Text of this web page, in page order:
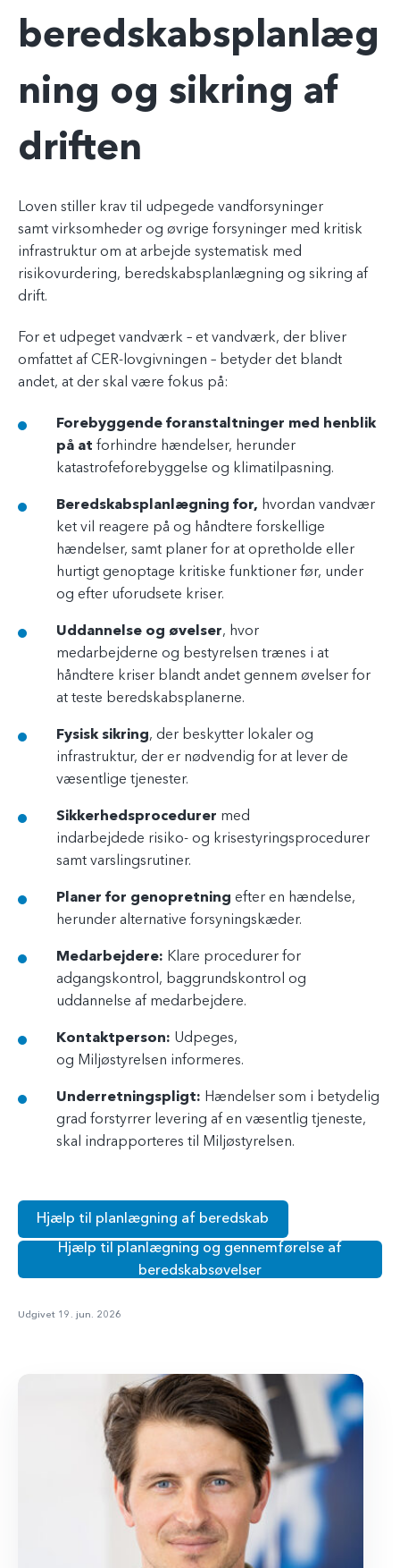
beredskabsplanlæg
ning og sikring af
driften
Loven stiller krav til udpegede vandforsyninger
samt virksomheder og øvrige forsyninger med kritisk
infrastruktur om at arbejde systematisk med
risikovurdering, beredskabsplanlægning og sikring af
drift.
For et udpeget vandværk – et vandværk, der bliver
omfattet af CER-lovgivningen – betyder det blandt
andet, at der skal være fokus på:
Forebyggende foranstaltninger med henblik
på at forhindre hændelser, herunder
katastrofeforebyggelse og klimatilpasning.
Beredskabsplanlægning for, hvordan vandvær
ket vil reagere på og håndtere forskellige
hændelser, samt planer for at opretholde eller
hurtigt genoptage kritiske funktioner før, under
og efter uforudsete kriser.
Uddannelse og øvelser, hvor
medarbejderne og bestyrelsen trænes i at
håndtere kriser blandt andet gennem øvelser for
at teste beredskabsplanerne.
Fysisk sikring, der beskytter lokaler og
infrastruktur, der er nødvendig for at lever de
væsentlige tjenester.
Sikkerhedsprocedurer med
indarbejdede risiko- og krisestyringsprocedurer
samt varslingsrutiner.
Planer for genopretning efter en hændelse,
herunder alternative forsyningskæder.
Medarbejdere: Klare procedurer for
adgangskontrol, baggrundskontrol og
uddannelse af medarbejdere.
Kontaktperson: Udpeges,
og Miljøstyrelsen informeres.
Underretningspligt: Hændelser som i betydelig
grad forstyrrer levering af en væsentlig tjeneste,
skal indrapporteres til Miljøstyrelsen.
Hjælp til planlægning af beredskab
Hjælp til planlægning og gennemførelse af
beredskabsøvelser
Udgivet 19. jun. 2026